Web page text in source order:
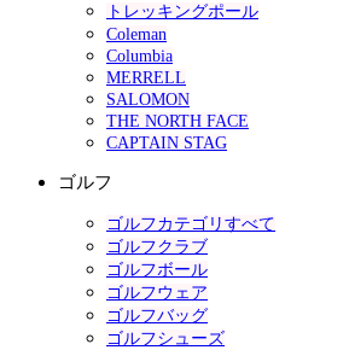
トレッキングポール
Coleman
Columbia
MERRELL
SALOMON
THE NORTH FACE
CAPTAIN STAG
ゴルフ
ゴルフカテゴリすべて
ゴルフクラブ
ゴルフボール
ゴルフウェア
ゴルフバッグ
ゴルフシューズ